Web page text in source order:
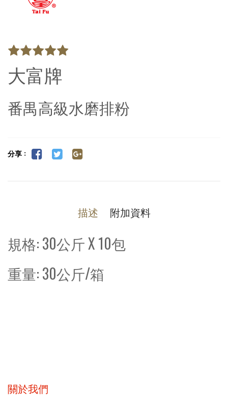
大富牌
番禺高級水磨排粉
分享 :
描述 附加資料
規格: 30公斤 X 10包
重量: 30公斤/箱
關於我們